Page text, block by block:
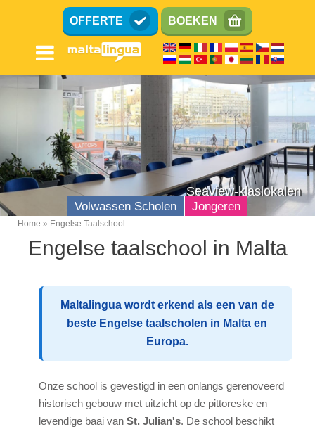
inhoud
OFFERTE BOEKEN
Volwassen Scholen Jongeren
Engelse Taalschool
Faciliteiten
Nationaliteit Mix
Engels onderwijzen
Team
Seaview-klaslokalen
Breadcrumb
Home Engelse Taalschool
Engelse taalschool in Malta
Maltalingua wordt erkend als een van de
beste Engelse taalscholen in Malta en
Europa.
Onze school is gevestigd in een onlangs gerenoveerd
historisch gebouw met uitzicht op de pittoreske en
levendige baai van St. Julian's. De school beschikt